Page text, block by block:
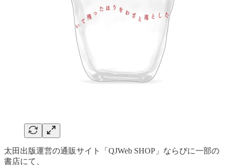
太田出版運営の通販サイト「QJWeb SHOP」ならびに一部の
書店にて、